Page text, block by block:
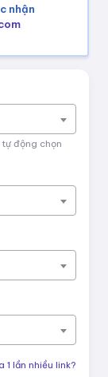
nhận
tự động chọn
1 lần nhiều link?